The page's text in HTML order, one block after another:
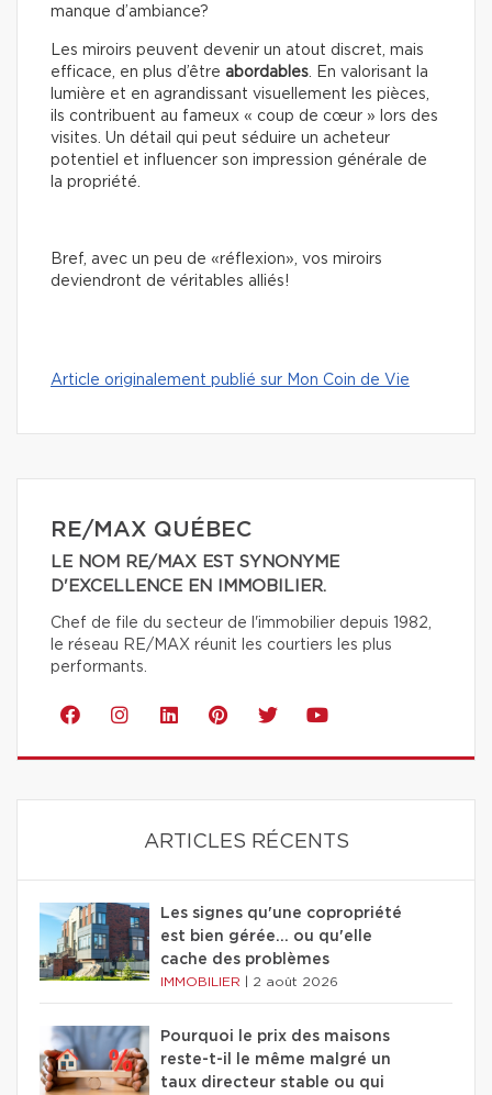
manque d’ambiance?
Les miroirs peuvent devenir un atout discret, mais
efficace, en plus d’être abordables. En valorisant la
lumière et en agrandissant visuellement les pièces,
ils contribuent au fameux « coup de cœur » lors des
visites. Un détail qui peut séduire un acheteur
potentiel et influencer son impression générale de
la propriété.
Bref, avec un peu de «réflexion», vos miroirs
deviendront de véritables alliés!
Article originalement publié sur Mon Coin de Vie
RE/MAX QUÉBEC
LE NOM RE/MAX EST SYNONYME
D'EXCELLENCE EN IMMOBILIER.
Chef de file du secteur de l'immobilier depuis 1982,
le réseau RE/MAX réunit les courtiers les plus
performants.
ARTICLES RÉCENTS
Les signes qu'une copropriété
est bien gérée… ou qu'elle
cache des problèmes
IMMOBILIER 2 août 2026
Pourquoi le prix des maisons
reste-t-il le même malgré un
taux directeur stable ou qui